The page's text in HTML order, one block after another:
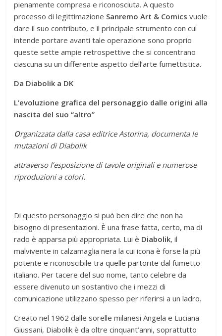
pienamente compresa e riconosciuta. A questo
processo di legittimazione Sanremo Art & Comics vuole
dare il suo contributo, e il principale strumento con cui
intende portare avanti tale operazione sono proprio
queste sette ampie retrospettive che si concentrano
ciascuna su un differente aspetto dell’arte fumettistica.
Da Diabolik a DK
L’evoluzione grafica del personaggio dalle origini alla
nascita del suo “altro”
Organizzata dalla casa editrice Astorina, documenta le
mutazioni di Diabolik
attraverso l’esposizione di tavole originali e numerose
riproduzioni a colori.
Di questo personaggio si può ben dire che non ha
bisogno di presentazioni. È una frase fatta, certo, ma di
rado è apparsa più appropriata. Lui è Diabolik, il
malvivente in calzamaglia nera la cui icona è forse la più
potente e riconoscibile tra quelle partorite dal fumetto
italiano. Per tacere del suo nome, tanto celebre da
essere divenuto un sostantivo che i mezzi di
comunicazione utilizzano spesso per riferirsi a un ladro.
Creato nel 1962 dalle sorelle milanesi Angela e Luciana
Giussani, Diabolik è da oltre cinquant’anni, soprattutto